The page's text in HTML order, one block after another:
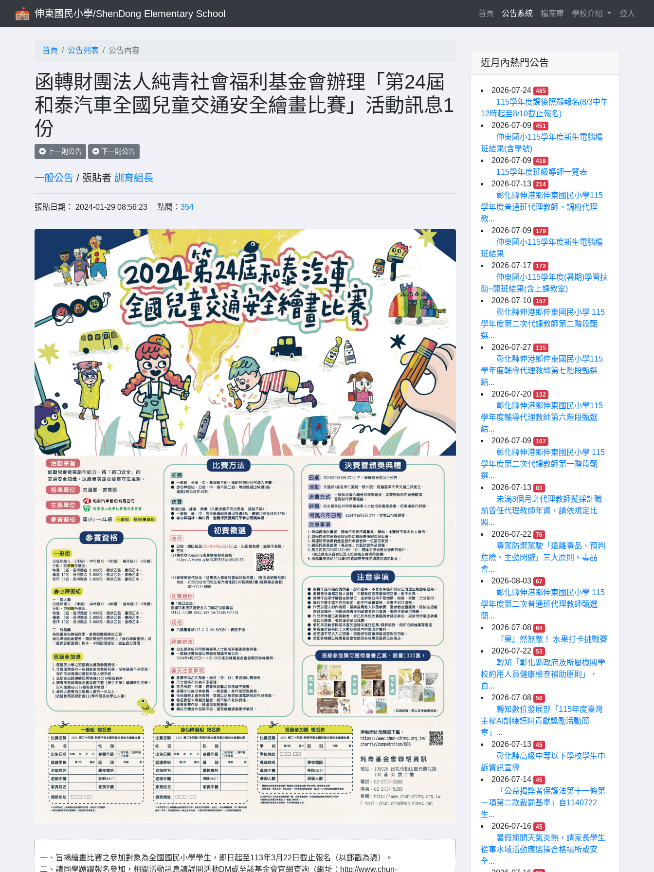
伸東國民小學/ShenDong Elementary School 首頁 (current)
公告系統 檔案庫 學校介紹 登入
首頁 公告列表 公告內容
函轉財團法人純青社會福利基金會辦理「第24屆
和泰汽車全國兒童交通安全繪畫比賽」活動訊息1
份
上一則公告 下一則公告
一般公告 / 張貼者 訓育組長
張貼日期： 2024-01-29 08:56:23 點閱： 354
一、旨揭繪畫比賽之參加對象為全國國民小學學生，即日起至113年3月22日截止報名（以郵戳為憑）。
二、請同學踴躍報名參加，相關活動訊息請詳閱活動DM或至該基金會官網查詢（網址：http://www.chun-
近月內熱門公告
2026-07-24 485
115學年度課後照顧報名(8/3中午
12時起至8/10截止報名)
2026-07-09
451
伸東國小115學年度新生電腦編
班結果(含學號)
2026-07-09
418
115學年度班級導師一覽表
2026-07-13
214
彰化縣伸港鄉伸東國民小學115
學年度普通班代理教師、調府代理
教...
2026-07-09
179
伸東國小115學年度新生電腦編
班結果
2026-07-17
172
伸東國小115學年度(暑期)學習扶
助~開班結果(含上課教室)
2026-07-10
157
彰化縣伸港鄉伸東國民小學 115
學年度第二次代課教師第二階段甄
選...
2026-07-27
135
彰化縣伸港鄉伸東國民小學115
學年度輔導代理教師第七階段甄選
結...
2026-07-20
132
彰化縣伸港鄉伸東國民小學115
學年度輔導代理教師第六階段甄選
結...
2026-07-09
107
彰化縣伸港鄉伸東國民小學 115
學年度第二次代課教師第一階段甄
選...
2026-07-13
83
未滿3個月之代理教師擬採計職
前曾任代理教師年資，請依規定比
照...
2026-07-22
76
毒駕防禦駕駛「遠離毒品、預判
危險、主動閃避」三大原則。毒品
會...
2026-08-03
67
彰化縣伸港鄉伸東國民小學 115
學年度第二次普通班代理教師甄選
簡...
2026-07-08
64
『果』然無敵！ 水果打卡挑戰賽
2026-07-22
53
轉知「彰化縣政府及所屬機關學
校約用人員健康檢查補助原則」，
自...
2026-07-08
50
轉知數位發展部「115年度臺灣
主權AI訓練語料貢獻獎勵活動簡
章」...
2026-07-13
45
彰化縣高級中等以下學校學生申
訴資訊宣導
2026-07-14
45
「公益揭弊者保護法第十一條第
一項第二款裁罰基準」自1140722
生...
2026-07-16
45
暑假期間天氣炎熱，請家長學生
從事水域活動應選擇合格場所或安
全...